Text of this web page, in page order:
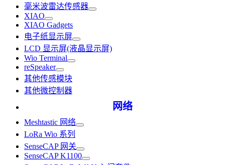
毫米波雷达传感器
XIAO
XIAO Gadgets
电子纸显示屏
LCD 显示屏(液晶显示屏)
Wio Terminal
reSpeaker
其他传感模块
其他微控制器
网络
Meshtastic 网络
LoRa Wio 系列
SenseCAP 网关
SenseCAP K1100